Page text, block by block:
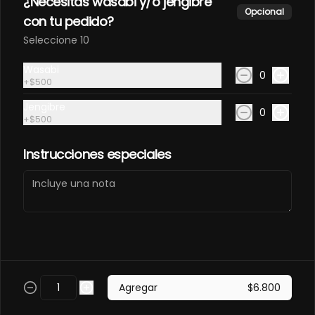
Takoyaki (7 unidades)
Champiñon (7 unidades)
unidades)
Bolitas fritas en panko rellenas con
con tu pedido?
Opcional
Seleccione 10
+$500 0
+$500 0
Instrucciones especiales
Agregar $6.800